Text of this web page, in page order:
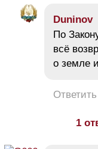
Duninov
По
всё
о земле
Ответить
1